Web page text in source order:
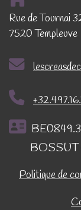
Rue de Tournai
7520 Templeuve
BOSSUT
Politique de